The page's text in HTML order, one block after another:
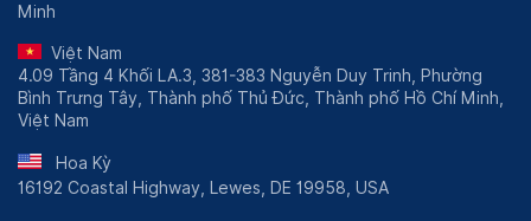
Minh
Việt Nam
4.09 Tầng 4 Khối LA.3, 381-383 Nguyễn Duy Trinh, Phường
Bình Trưng Tây, Thành phố Thủ Đức, Thành phố Hồ Chí Minh,
Việt Nam
Hoa Kỳ
16192 Coastal Highway, Lewes, DE 19958, USA